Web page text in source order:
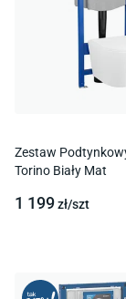
Zestaw
Torino Biały Mat
1 199zł/szt